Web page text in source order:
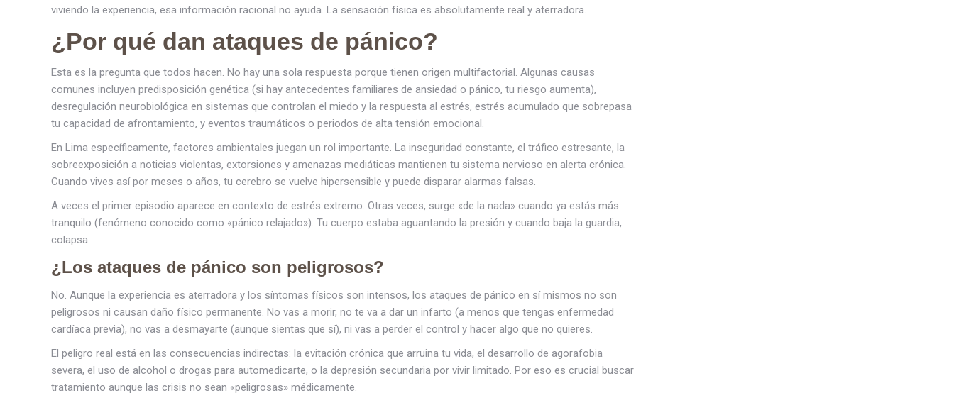
viviendo la experiencia, esa información racional no ayuda. La sensación física es absolutamente real y aterradora.
¿Por qué dan ataques de pánico?
Esta es la pregunta que todos hacen. No hay una sola respuesta porque tienen origen multifactorial. Algunas causas
comunes incluyen predisposición genética (si hay antecedentes familiares de ansiedad o pánico, tu riesgo aumenta),
desregulación neurobiológica en sistemas que controlan el miedo y la respuesta al estrés, estrés acumulado que sobrepasa
tu capacidad de afrontamiento, y eventos traumáticos o periodos de alta tensión emocional.
En Lima específicamente, factores ambientales juegan un rol importante. La inseguridad constante, el tráfico estresante, la
sobreexposición a noticias violentas, extorsiones y amenazas mediáticas mantienen tu sistema nervioso en alerta crónica.
Cuando vives así por meses o años, tu cerebro se vuelve hipersensible y puede disparar alarmas falsas.
A veces el primer episodio aparece en contexto de estrés extremo. Otras veces, surge «de la nada» cuando ya estás más
tranquilo (fenómeno conocido como «pánico relajado»). Tu cuerpo estaba aguantando la presión y cuando baja la guardia,
colapsa.
¿Los ataques de pánico son peligrosos?
No. Aunque la experiencia es aterradora y los síntomas físicos son intensos, los ataques de pánico en sí mismos no son
peligrosos ni causan daño físico permanente. No vas a morir, no te va a dar un infarto (a menos que tengas enfermedad
cardíaca previa), no vas a desmayarte (aunque sientas que sí), ni vas a perder el control y hacer algo que no quieres.
El peligro real está en las consecuencias indirectas: la evitación crónica que arruina tu vida, el desarrollo de agorafobia
severa, el uso de alcohol o drogas para automedicarte, o la depresión secundaria por vivir limitado. Por eso es crucial buscar
tratamiento aunque las crisis no sean «peligrosas» médicamente.